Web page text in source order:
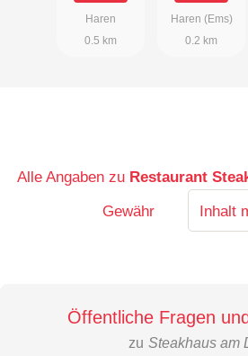
Haren
0.5 km
Haren (Ems)
0.2 km
Alle Angaben zu Restaurant
Gewähr
Inhalt
Öffentliche Fragen
zu Steakhaus am